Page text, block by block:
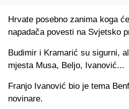
Hrvate posebno zanima koga
napadača povesti na Svjetsko
Budimir i Kramarić su sigurni,
mjesta Musa, Beljo, Ivanović...
Franjo Ivanović bio je tema
novinare.